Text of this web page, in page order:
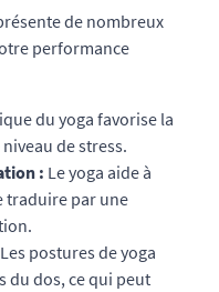
de nombreux
performance
du yoga favorise la
de stress.
: Le yoga aide à
traduire par une
Les postures de yoga
du dos, ce qui peut